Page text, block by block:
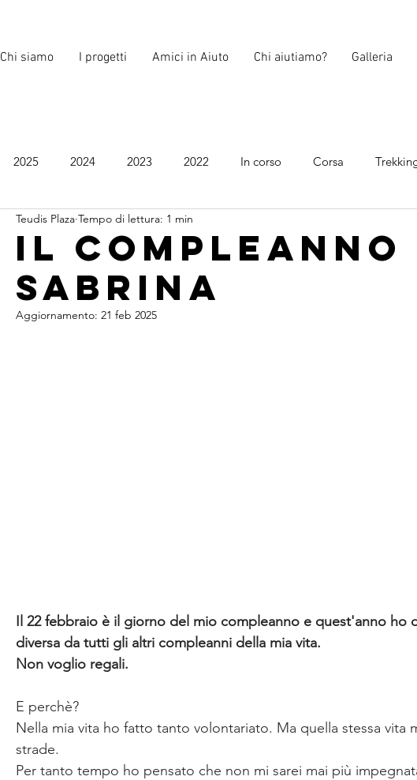
Chi siamo I progetti Amici in Aiuto Chi aiutiamo? Galleria
2025 2024 2023 2022 In corso Corsa
Compleanni 2026
Il compleanno
Sabrina
Teudis Plaza Tempo di lettura: 1 min
Aggiornamento: 21 feb 2025
Il 22 febbraio è il giorno del mio compleanno e quest'anno ho
diversa da tutti gli altri compleanni della mia vita.
Non voglio regali.
E perchè?
Nella mia vita ho fatto tanto volontariato. Ma quella stessa vita
strade.
Per tanto tempo ho pensato che non mi sarei mai più